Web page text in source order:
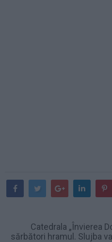
Catedrala „Învierea
sărbători hramul. Slujba